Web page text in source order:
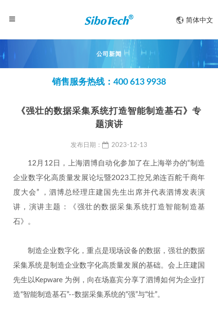
简体中文
公司新闻
销售服务热线：400 613 9938
《强壮的数据采集系统打造智能制造基石》专
题演讲
发布日期： 2023-12-13
12月12日，上海泗博自动化参加了在上海举办的“制造
企业数字化高质量发展论坛暨2023工控兄弟连百舵千商年
度大会” ，泗博总经理庄建国先生出席并代表泗博发表演
讲，演讲主题：《强壮的数据采集系统打造智能制造基
石》。
制造企业数字化，重点是现场设备的数据，强壮的数据
采集系统是制造企业数字化高质量发展的基础。会上庄建国
先生以Kepware 为例，向在场嘉宾分享了泗博如何为企业打
造“智能制造基石”--数据采集系统的“强”与“壮”。